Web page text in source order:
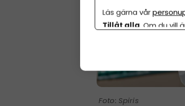
Spiris
Läs gärna vår
Tillåt alla . Om du